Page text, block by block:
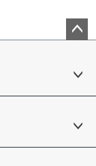
ップ